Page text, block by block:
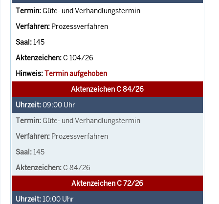
Güte- und Verhandlungstermin
Prozessverfahren
145
C 104/26
Termin aufgehoben
Aktenzeichen C 84/26
09:00 Uhr
Güte- und Verhandlungstermin
Prozessverfahren
145
C 84/26
Aktenzeichen C 72/26
10:00 Uhr